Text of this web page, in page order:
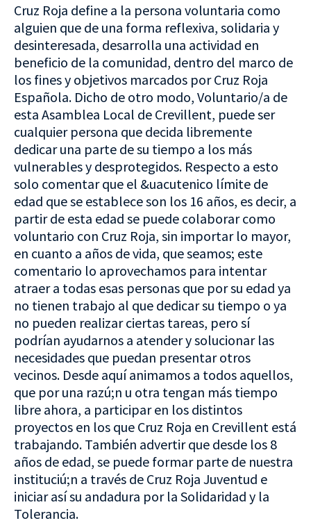
Cruz Roja define a la persona voluntaria como
alguien que de una forma reflexiva, solidaria y
desinteresada, desarrolla una actividad en
beneficio de la comunidad, dentro del marco de
los fines y objetivos marcados por Cruz Roja
Española. Dicho de otro modo, Voluntario/a de
esta Asamblea Local de Crevillent, puede ser
cualquier persona que decida libremente
dedicar una parte de su tiempo a los más
vulnerables y desprotegidos. Respecto a esto
solo comentar que el &uacutenico límite de
edad que se establece son los 16 años, es decir, a
partir de esta edad se puede colaborar como
voluntario con Cruz Roja, sin importar lo mayor,
en cuanto a años de vida, que seamos; este
comentario lo aprovechamos para intentar
atraer a todas esas personas que por su edad ya
no tienen trabajo al que dedicar su tiempo o ya
no pueden realizar ciertas tareas, pero sí
podrían ayudarnos a atender y solucionar las
necesidades que puedan presentar otros
vecinos. Desde aquí animamos a todos aquellos,
que por una razú;n u otra tengan más tiempo
libre ahora, a participar en los distintos
proyectos en los que Cruz Roja en Crevillent está
trabajando. También advertir que desde los 8
años de edad, se puede formar parte de nuestra
instituciú;n a través de Cruz Roja Juventud e
iniciar así su andadura por la Solidaridad y la
Tolerancia.